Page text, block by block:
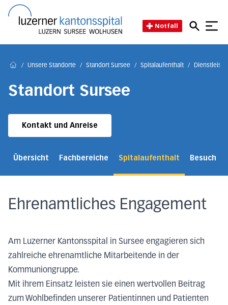
Notfall
/ Unsere Standorte / Standort Sursee / Spitalaufenthalt /
Standort Sursee
Kontakt und Anreise
Übersicht Fachbereiche Spitalaufenthalt Besuch
Ehrenamtliches Engagement
Am Luzerner Kantonsspital in Sursee engagieren sich
zahlreiche ehrenamtliche Mitarbeitende in der
Kommuniongruppe.
Mit ihrem Einsatz leisten sie einen wertvollen Beitrag
zum Wohlbefinden unserer Patientinnen und Patienten